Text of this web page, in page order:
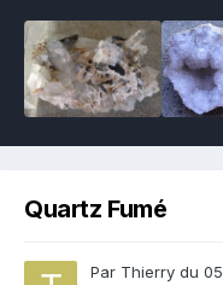
Quartz Fumé
Par Thierry du 05